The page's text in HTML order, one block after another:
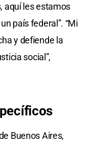
aquí les estamos
país federal”. “Mi
y defiende la
social”,
Buenos Aires,